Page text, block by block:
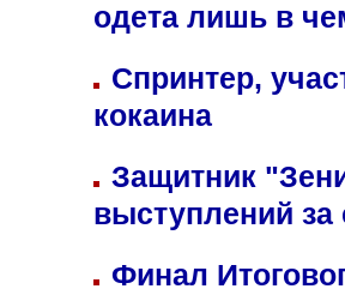
одета лишь в
Спринтер,
кокаина
Защитник
выступлений
Финал